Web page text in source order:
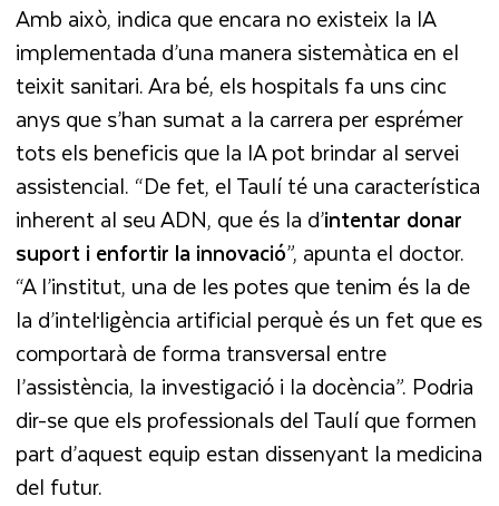
Amb això, indica que encara no existeix la IA
implementada d’una manera sistemàtica en el
teixit sanitari. Ara bé, els hospitals fa uns cinc
anys que s’han sumat a la carrera per esprémer
tots els beneficis que la IA pot brindar al servei
assistencial. “De fet, el Taulí té una característica
inherent al seu ADN, que és la d’intentar donar
suport i enfortir la innovació”, apunta el doctor.
“A l’institut, una de les potes que tenim és la de
la d’intel·ligència artificial perquè és un fet que es
comportarà de forma transversal entre
l’assistència, la investigació i la docència”. Podria
dir-se que els professionals del Taulí que formen
part d’aquest equip estan dissenyant la medicina
del futur.